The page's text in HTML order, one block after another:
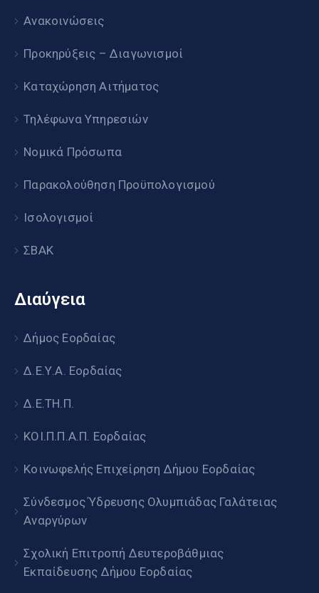
Ανακοινώσεις
Προκηρύξεις – Διαγωνισμοί
Καταχώρηση Αιτήματος
Τηλέφωνα Υπηρεσιών
Νομικά Πρόσωπα
Παρακολούθηση Προϋπολογισμού
Ισολογισμοί
ΣΒΑΚ
Διαύγεια
Δήμος Εορδαίας
Δ.Ε.Υ.Α. Εορδαίας
Δ.Ε.ΤΗ.Π.
ΚΟΙ.Π.Π.Α.Π. Εορδαίας
Κοινωφελής Επιχείρηση Δήμου Εορδαίας
Σύνδεσμος Ύδρευσης Ολυμπιάδας Γαλάτειας
Αναργύρων
Σχολική Επιτροπή Δευτεροβάθμιας
Εκπαίδευσης Δήμου Εορδαίας